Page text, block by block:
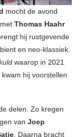
mocht de avond
Thomas Haahr
hij rustgevende
en neo-klassiek.
waarop in 2021
hij voorstellen
delen. Zo kregen
van Joep
. Daarna bracht